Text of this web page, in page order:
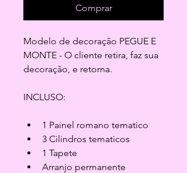
Comprar
Modelo de decoração PEGUE E
MONTE - O cliente retira, faz sua
decoração, e retorna.
INCLUSO:
1 Painel romano tematico
3 Cilindros tematicos
1 Tapete
Arranjo permanente